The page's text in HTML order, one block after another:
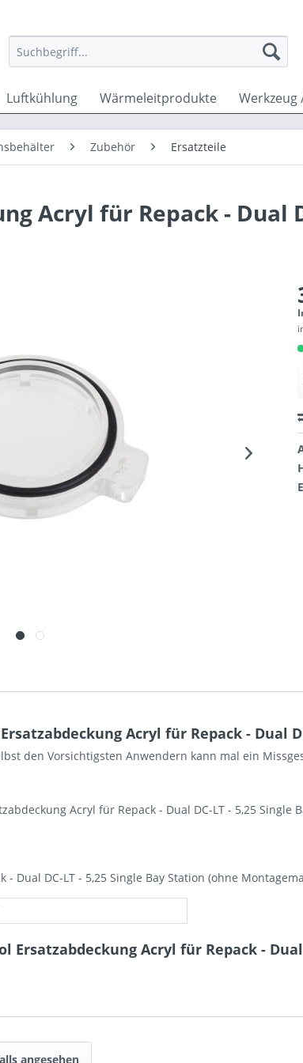
Luftkühlung Wärmeleitprodukte
Zubehör Ersatzteile
Acryl für Repack - Dual
Acryl für Repack - Dual
den Vorsichtigsten Anwendern kann mal ein
Acryl für Repack - Dual DC-LT - 5,25 Single
Dual DC-LT - 5,25 Single Bay Station (ohne
Acryl für Repack - Dual
angesehen